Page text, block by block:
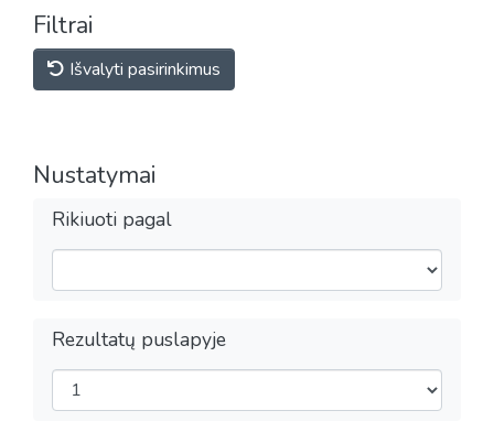
Filtrai
Išvalyti pasirinkimus
Nustatymai
Rikiuoti pagal
Rezultatų puslapyje